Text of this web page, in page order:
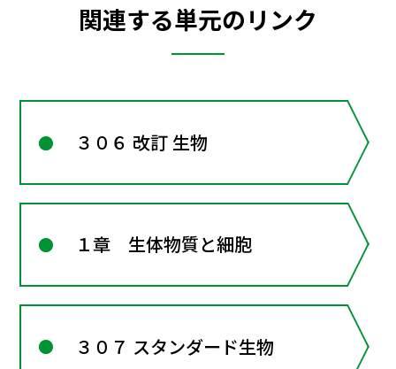
関連する単元のリンク
３０６ 改訂 生物
１章 生体物質と細胞
３０７ スタンダード生物